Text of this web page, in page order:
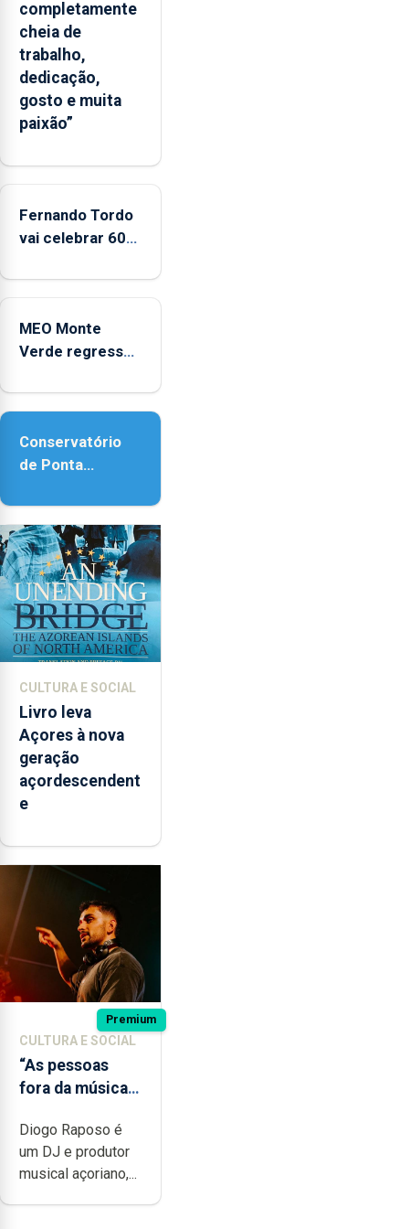
apresenta
um
“decréscimo
significativo”
da
CPUE
2022
2025
completamente
cheia de
trabalho,
dedicação,
gosto e muita
paixão”
Fernando Tordo
vai celebrar 60
no Coliseu
MEO Monte
Verde regressa
acessibilidade
Conservatório
de Ponta
contar com
novos
instrumentos
CULTURA E SOCIAL
Livro leva
Açores à nova
geração
açordescendent
e
Premium
CULTURA E SOCIAL
“As pessoas
fora da música
do quão difícil é
produzir uma
música”
Diogo Raposo é
um DJ e produtor
musical açoriano,...